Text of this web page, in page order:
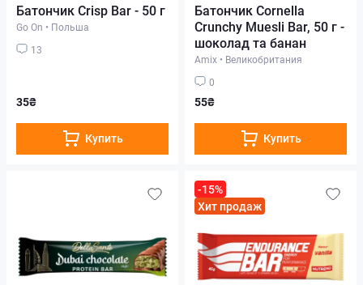
Батончик Crisp Bar - 50 г
Go On • Польша
13
35₴
Купить
Батончик Cornella
Crunchy Muesli Bar, 50 г -
шоколад та банан
Amix • Великобритания
0
55₴
Купить
-15%
Хит продаж